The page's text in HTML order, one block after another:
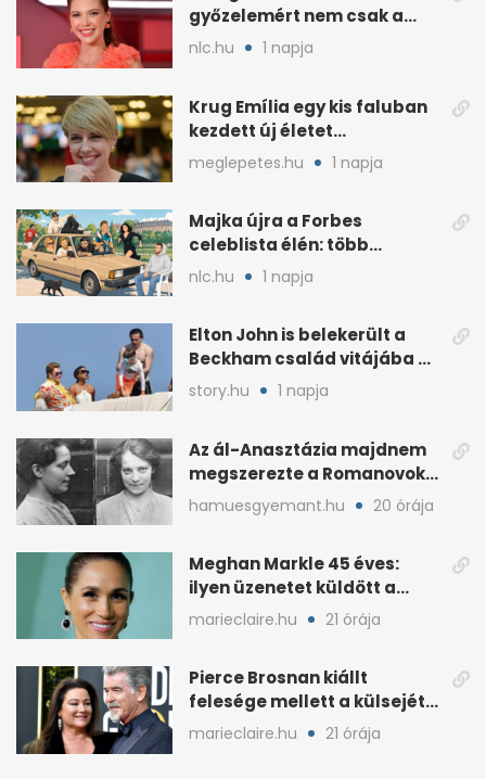
győzelemért nem csak a
külseje számított
nlc.hu 1 napja
Krug Emília egy kis faluban
kezdett új életet
szakemberrel
meglepetes.hu 1 napja
Majka újra a Forbes
celeblista élén: több
váratlan név az
élmezőnyben
nlc.hu 1 napja
Elton John is belekerült a
Beckham család vitájába a
francia Riviérán
story.hu 1 napja
Az ál-Anasztázia majdnem
megszerezte a Romanovok
örökségét
hamuesgyemant.hu 20 órája
Meghan Markle 45 éves:
ilyen üzenetet küldött a
királyi család
marieclaire.hu 21 órája
Pierce Brosnan kiállt
felesége mellett a külsejét
ért bántások után
marieclaire.hu 21 órája